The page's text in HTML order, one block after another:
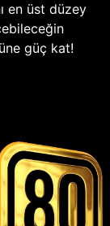
en üst düzey
güç kat!